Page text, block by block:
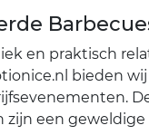
en praktisch
bieden
een